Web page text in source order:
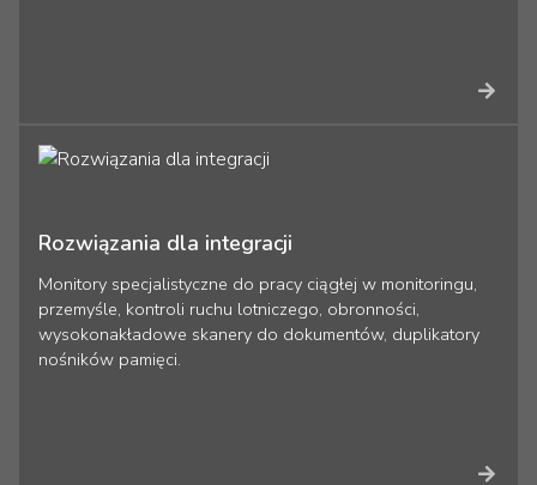
Rozwiązania dla integracji
Monitory specjalistyczne do pracy ciągłej w monitoringu,
przemyśle, kontroli ruchu lotniczego, obronności,
wysokonakładowe skanery do dokumentów, duplikatory
nośników pamięci.